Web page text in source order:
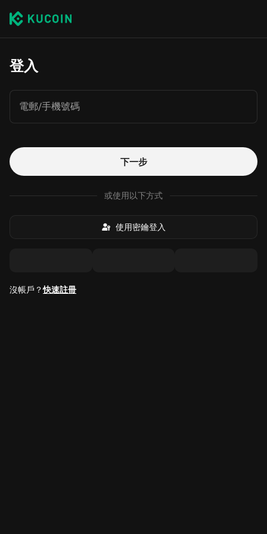
登入
電郵/手機號碼
下一步
或使用以下方式
使用密鑰登入
沒帳戶？快速註冊